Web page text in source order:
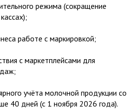
режима (сокращение
работе с маркировкой;
с маркетплейсами для
учёта молочной продукции со
40 дней (с 1 ноября 2026 года).